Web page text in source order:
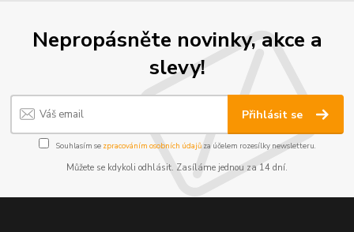
Nepropásněte novinky, akce a
slevy!
Přihlásit se
Souhlasím se zpracováním osobních údajůza účelem rozesílky newsletteru.
Můžete se kdykoli odhlásit. Zasíláme jednou za 14 dní.